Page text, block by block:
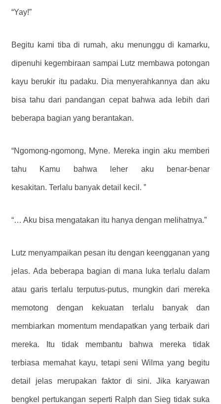
“Yay!”
Begitu kami tiba di rumah, aku menunggu di kamarku,
dipenuhi kegembiraan sampai Lutz membawa potongan
kayu berukir itu padaku. Dia menyerahkannya dan aku
bisa tahu dari pandangan cepat bahwa ada lebih dari
beberapa bagian yang berantakan.
“Ngomong-ngomong, Myne. Mereka ingin aku memberi
tahu Kamu bahwa leher aku benar-benar
kesakitan. Terlalu banyak detail kecil. ”
“… Aku bisa mengatakan itu hanya dengan melihatnya.”
Lutz menyampaikan pesan itu dengan keengganan yang
jelas. Ada beberapa bagian di mana luka terlalu dalam
atau garis terlalu terputus-putus, mungkin dari mereka
memotong dengan kekuatan terlalu banyak dan
membiarkan momentum mendapatkan yang terbaik dari
mereka. Itu tidak membantu bahwa mereka tidak
terbiasa memahat kayu, tetapi seni Wilma yang begitu
detail jelas merupakan faktor di sini. Jika karyawan
bengkel pertukangan seperti Ralph dan Sieg tidak suka